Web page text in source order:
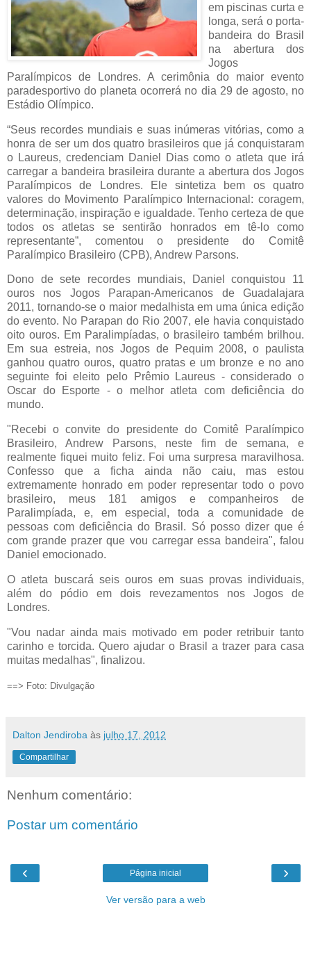
em piscinas curta e
longa, será o porta-
bandeira do Brasil
na abertura dos
Jogos
Paralímpicos de Londres. A cerimônia do maior evento
paradesportivo do planeta ocorrerá no dia 29 de agosto, no
Estádio Olímpico.
“Seus recordes mundiais e suas inúmeras vitórias, como a
honra de ser um dos quatro brasileiros que já conquistaram
o Laureus, credenciam Daniel Dias como o atleta que irá
carregar a bandeira brasileira durante a abertura dos Jogos
Paralímpicos de Londres. Ele sintetiza bem os quatro
valores do Movimento Paralímpico Internacional: coragem,
determinação, inspiração e igualdade. Tenho certeza de que
todos os atletas se sentirão honrados em tê-lo como
representante”, comentou o presidente do Comitê
Paralímpico Brasileiro (CPB), Andrew Parsons.
Dono de sete recordes mundiais, Daniel conquistou 11
ouros nos Jogos Parapan-Americanos de Guadalajara
2011, tornando-se o maior medalhista em uma única edição
do evento. No Parapan do Rio 2007, ele havia conquistado
oito ouros. Em Paralimpíadas, o brasileiro também brilhou.
Em sua estreia, nos Jogos de Pequim 2008, o paulista
ganhou quatro ouros, quatro pratas e um bronze e no ano
seguinte foi eleito pelo Prêmio Laureus - considerado o
Oscar do Esporte - o melhor atleta com deficiência do
mundo.
"Recebi o convite do presidente do Comitê Paralímpico
Brasileiro, Andrew Parsons, neste fim de semana, e
realmente fiquei muito feliz. Foi uma surpresa maravilhosa.
Confesso que a ficha ainda não caiu, mas estou
extremamente honrado em poder representar todo o povo
brasileiro, meus 181 amigos e companheiros de
Paralimpíada, e, em especial, toda a comunidade de
pessoas com deficiência do Brasil. Só posso dizer que é
com grande prazer que vou carregar essa bandeira", falou
Daniel emocionado.
O atleta buscará seis ouros em suas provas individuais,
além do pódio em dois revezamentos nos Jogos de
Londres.
"Vou nadar ainda mais motivado em poder retribuir tanto
carinho e torcida. Quero ajudar o Brasil a trazer para casa
muitas medalhas", finalizou.
==> Foto: Divulgação
Dalton Jendiroba às julho 17, 2012
Compartilhar
Nenhum comentário:
Postar um comentário
‹ ›
Página inicial
Ver versão para a web